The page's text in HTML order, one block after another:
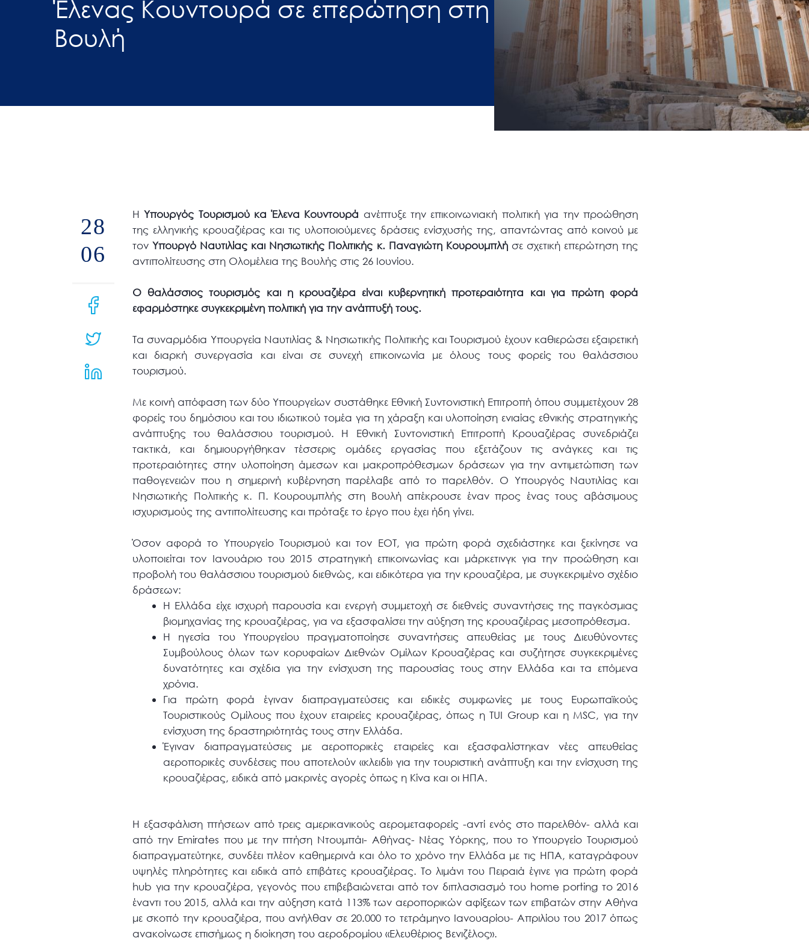
Έλενας Κουντουρά σε επερώτηση στη
Βουλή
28
06
HΥπουργός Τουρισμού κα Έλενα Κουντουρά ανέπτυξε την επικοινωνιακή πολιτική για την προώθηση
της ελληνικής κρουαζιέρας και τις υλοποιούμενες δράσεις ενίσχυσής της, απαντώντας από κοινού με
τονΥπουργό Ναυτιλίας και Νησιωτικής Πολιτικής κ. Παναγιώτη Κουρουμπλήσε σχετική επερώτηση της
αντιπολίτευσης στη Oλομέλεια της Βουλής στις 26 Ιουνίου.
Ο θαλάσσιος τουρισμός και η κρουαζιέρα είναι κυβερνητική προτεραιότητα και για πρώτη φορά
εφαρμόστηκε συγκεκριμένη πολιτική για την ανάπτυξή τους.
Τα συναρμόδια Υπουργεία Ναυτιλίας & Νησιωτικής Πολιτικής και Τουρισμού έχουν καθιερώσει εξαιρετική
και διαρκή συνεργασία και είναι σε συνεχή επικοινωνία με όλους τους φορείς του θαλάσσιου
τουρισμού.
Με κοινή απόφαση των δύο Υπουργείων συστάθηκε Εθνική Συντονιστική Επιτροπή όπου συμμετέχουν 28
φορείς του δημόσιου και του ιδιωτικού τομέα για τη χάραξη και υλοποίηση ενιαίας εθνικής στρατηγικής
ανάπτυξης του θαλάσσιου τουρισμού. Η Εθνική Συντονιστική Επιτροπή Κρουαζιέρας συνεδριάζει
τακτικά, και δημιουργήθηκαν τέσσερις ομάδες εργασίας που εξετάζουν τις ανάγκες και τις
προτεραιότητες στην υλοποίηση άμεσων και μακροπρόθεσμων δράσεων για την αντιμετώπιση των
παθογενειών που η σημερινή κυβέρνηση παρέλαβε από το παρελθόν. Ο Υπουργός Ναυτιλίας και
Νησιωτικής Πολιτικής κ. Π. Κουρουμπλής στη Βουλή απέκρουσε έναν προς ένας τους αβάσιμους
ισχυρισμούς της αντιπολίτευσης και πρόταξε το έργο που έχει ήδη γίνει.
Όσον αφορά το Υπουργείο Τουρισμού και τον ΕΟΤ, για πρώτη φορά σχεδιάστηκε και ξεκίνησε να
υλοποιείται τον Ιανουάριο του 2015 στρατηγική επικοινωνίας και μάρκετινγκ για την προώθηση και
προβολή του θαλάσσιου τουρισμού διεθνώς, και ειδικότερα για την κρουαζιέρα, με συγκεκριμένο σχέδιο
δράσεων:
H Ελλάδα είχε ισχυρή παρουσία και ενεργή συμμετοχή σε διεθνείς συναντήσεις της παγκόσμιας
βιομηχανίας της κρουαζιέρας, για να εξασφαλίσει την αύξηση της κρουαζιέρας μεσοπρόθεσμα.
Η ηγεσία του Υπουργείου πραγματοποίησε συναντήσεις απευθείας με τους Διευθύνοντες
Συμβούλους όλων των κορυφαίων Διεθνών Ομίλων Κρουαζιέρας και συζήτησε συγκεκριμένες
δυνατότητες και σχέδια για την ενίσχυση της παρουσίας τους στην Ελλάδα και τα επόμενα
χρόνια.
Για πρώτη φορά έγιναν διαπραγματεύσεις και ειδικές συμφωνίες με τους Ευρωπαϊκούς
Τουριστικούς Ομίλους που έχουν εταιρείες κρουαζιέρας, όπως η TUI Group και η MSC, για την
ενίσχυση της δραστηριότητάς τους στην Ελλάδα.
Έγιναν διαπραγματεύσεις με αεροπορικές εταιρείες και εξασφαλίστηκαν νέες απευθείας
αεροπορικές συνδέσεις που αποτελούν «κλειδί» για την τουριστική ανάπτυξη και την ενίσχυση της
κρουαζιέρας, ειδικά από μακρινές αγορές όπως η Κίνα και οι ΗΠΑ.
Η εξασφάλιση πτήσεων από τρεις αμερικανικούς αερομεταφορείς -αντί ενός στο παρελθόν- αλλά και
από την Emirates που με την πτήση Ντουμπάι- Αθήνας- Νέας Υόρκης, που το Υπουργείο Τουρισμού
διαπραγματεύτηκε, συνδέει πλέον καθημερινά και όλο το χρόνο την Ελλάδα με τις ΗΠΑ, καταγράφουν
υψηλές πληρότητες και ειδικά από επιβάτες κρουαζιέρας. Το λιμάνι του Πειραιά έγινε για πρώτη φορά
hub για την κρουαζιέρα, γεγονός που επιβεβαιώνεται από τον διπλασιασμό του home porting το 2016
έναντι του 2015, αλλά και την αύξηση κατά 113% των αεροπορικών αφίξεων των επιβατών στην Αθήνα
με σκοπό την κρουαζιέρα, που ανήλθαν σε 20.000 το τετράμηνο Ιανουαρίου- Απριλίου του 2017 όπως
ανακοίνωσε επισήμως η διοίκηση του αεροδρομίου «Ελευθέριος Βενιζέλος».